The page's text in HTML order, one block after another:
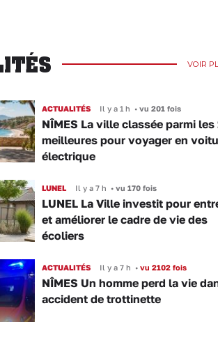
VOIR
ACTUALITÉS Il y a 1 h •vu 201 fois
NÎMES La ville classée parmi les
meilleures pour voyager en
électrique
LUNEL Il y a 7 h •vu 170 fois
LUNEL La Ville investit pour
et améliorer le cadre de vie des
écoliers
ACTUALITÉS Il y a 7 h •vu 2102 fois
NÎMES Un homme perd la vie
accident de trottinette